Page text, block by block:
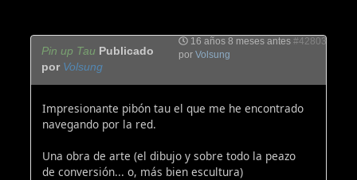
16 años 8 meses antes #42803
por Volsung
Pin up Tau Publicado
por Volsung
Impresionante pibón tau el que me he encontrado
navegando por la red.
Una obra de arte (el dibujo y sobre todo la peazo
de conversión... o, más bien escultura)